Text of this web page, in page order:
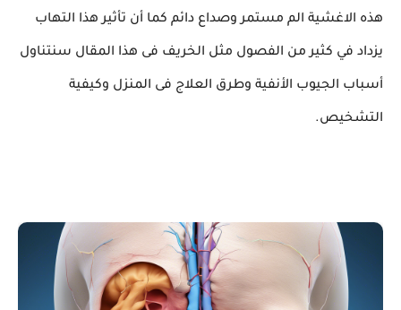
هذه الاغشية الم مستمر وصداع دائم كما أن تأثير هذا التهاب
يزداد في كثير من الفصول مثل الخريف فى هذا المقال سنتناول
أسباب الجيوب الأنفية وطرق العلاج فى المنزل وكيفية
التشخيص.